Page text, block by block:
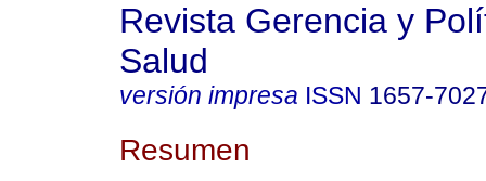
Revista Gerencia y
Salud
versión impresa ISSN 1657-
Resumen